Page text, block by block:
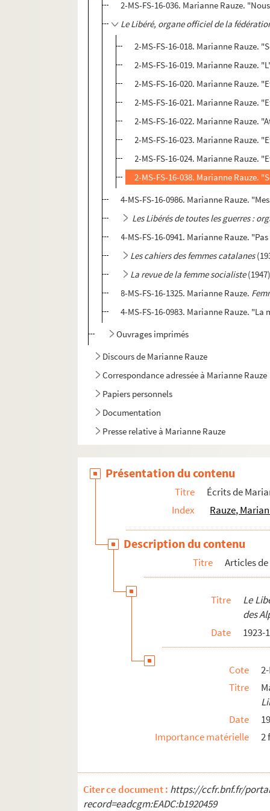
2-MS-FS-16-036. Marianne Rauze.
Le Libéré, organe officiel de la
2-MS-FS-16-018. Marianne Rauze.
2-MS-FS-16-019. Marianne Rauze.
2-MS-FS-16-020. Marianne
2-MS-FS-16-021. Marianne
2-MS-FS-16-022. Marianne Rauze.
2-MS-FS-16-023. Marianne
2-MS-FS-16-024. Marianne
2-MS-FS-16-038. Marianne Rauze.
4-MS-FS-16-0986. Marianne Rauze.
Les Libérés de toutes les guerres :
4-MS-FS-16-0941. Marianne Rauze.
Les cahiers des femmes catalanes
La revue de la femme socialiste
8-MS-FS-16-1325. Marianne Rauze.
4-MS-FS-16-0983. Marianne Rauze.
Ouvrages imprimés
Discours de Marianne Rauze
Correspondance adressée à Marianne Rauze
Papiers personnels
Documentation
Presse relative à Marianne Rauze
Présentation du contenu
Titre
Écrits de
Index
Rauze,
Description du contenu
Titre Articles
Titre
Le
des
Date
1923-
Cote
Titre
Date
Importance matérielle
2
Citer ce document : https://ccfr.bnf.fr/
record=eadcgm:EADC:b1920459